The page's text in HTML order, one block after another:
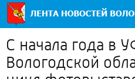
С начала года в
Вологодской